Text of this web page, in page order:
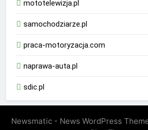
mototelewizja.pl
samochodziarze.pl
praca-motoryzacja.com
naprawa-auta.pl
sdic.pl
Newsmatic - News WordPress